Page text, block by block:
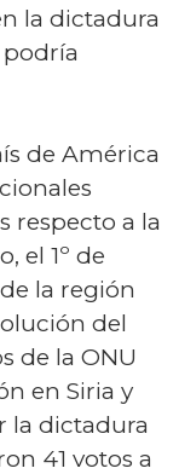
la dictadura
de América
respecto a la
el 1º de
la región
del
de la ONU
en Siria y
la dictadura
41 votos a